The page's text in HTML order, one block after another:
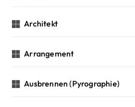
Architekt
Arrangement
Ausbrennen (Pyrographie)